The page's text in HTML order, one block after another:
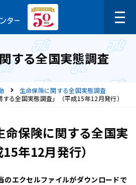
する全国実態調査
生命保険に関する全国実態調査
る全国実態調査」（平成15年12月発行）
保険に関する全国実
年12月発行）
エクセルファイルがダウンロードで